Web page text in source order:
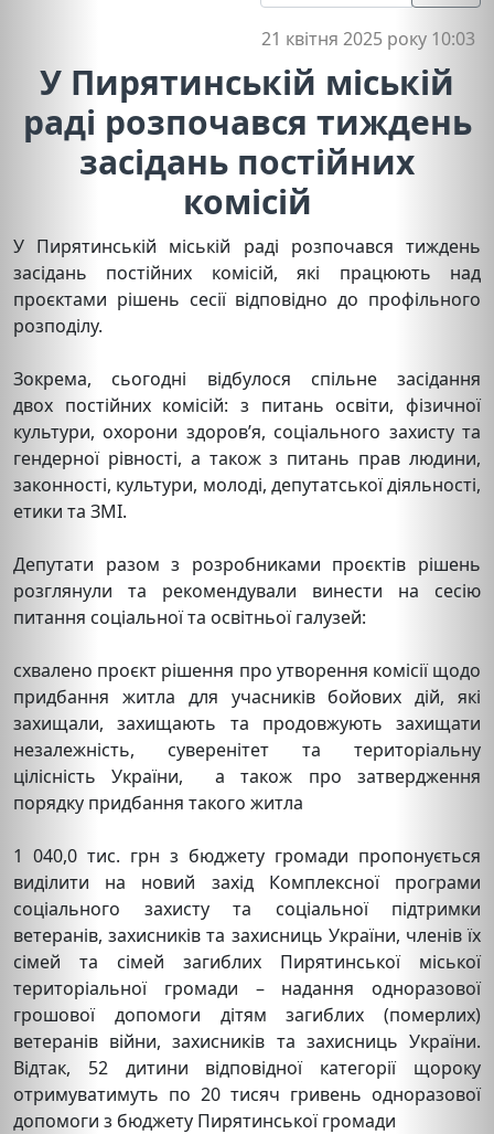
21 квітня 2025 року 10:03
У Пирятинській міській
раді розпочався тиждень
засідань постійних
комісій
У Пирятинській міській раді розпочався тиждень
засідань постійних комісій, які працюють над
проєктами рішень сесії відповідно до профільного
розподілу.
Зокрема, сьогодні відбулося спільне засідання
двох постійних комісій: з питань освіти, фізичної
культури, охорони здоров’я, соціального захисту та
гендерної рівності, а також з питань прав людини,
законності, культури, молоді, депутатської діяльності,
етики та ЗМІ.
Депутати разом з розробниками проєктів рішень
розглянули та рекомендували винести на сесію
питання соціальної та освітньої галузей:
схвалено проєкт рішення про утворення комісії щодо
придбання житла для учасників бойових дій, які
захищали, захищають та продовжують захищати
незалежність, суверенітет та територіальну
цілісність України, а також про затвердження
порядку придбання такого житла
1 040,0 тис. грн з бюджету громади пропонується
виділити на новий захід Комплексної програми
соціального захисту та соціальної підтримки
ветеранів, захисників та захисниць України, членів їх
сімей та сімей загиблих Пирятинської міської
територіальної громади – надання одноразової
грошової допомоги дітям загиблих (померлих)
ветеранів війни, захисників та захисниць України.
Відтак, 52 дитини відповідної категорії щороку
отримуватимуть по 20 тисяч гривень одноразової
допомоги з бюджету Пирятинської громади